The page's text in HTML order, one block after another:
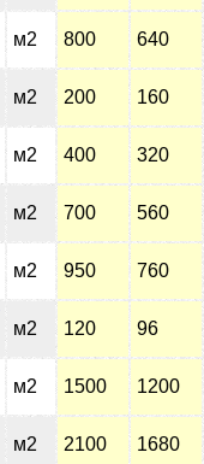
м2 800 640
м2 200 160
м2 400 320
м2 700 560
м2 950 760
м2 120 96
м2 1500 1200
м2 2100 1680